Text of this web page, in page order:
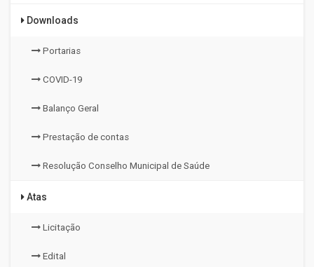
Downloads
Portarias
COVID-19
Balanço Geral
Prestação de contas
Resolução Conselho Municipal de Saúde
Atas
Licitação
Edital